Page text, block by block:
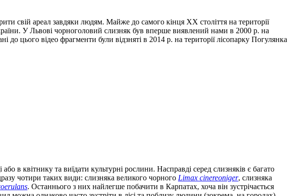
свій ареал завдяки людям. Майже до самого кінця ХХ століття на території
У Львові чорноголовий слизняк був вперше виявлений нами в 2000 р. на
цього відео фрагменти були відзняті в 2014 р. на території лісопарку Погулянка
в квітнику та виїдати культурні рослини. Насправді серед слизняків є багато
чотири таких види: слизняка великого чорного Limax cinereoniger, слизняка
. Останнього з них найлегше побачити в Карпатах, хоча він зустрічається